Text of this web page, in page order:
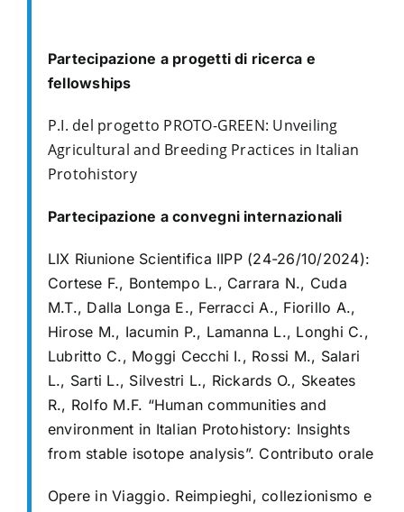
Partecipazione a progetti di ricerca e
fellowships
P.I. del progetto PROTO-GREEN: Unveiling
Agricultural and Breeding Practices in Italian
Protohistory
Partecipazione a convegni internazionali
LIX Riunione Scientifica IIPP (24-26/10/2024):
Cortese F., Bontempo L., Carrara N., Cuda
M.T., Dalla Longa E., Ferracci A., Fiorillo A.,
Hirose M., Iacumin P., Lamanna L., Longhi C.,
Lubritto C., Moggi Cecchi I., Rossi M., Salari
L., Sarti L., Silvestri L., Rickards O., Skeates
R., Rolfo M.F. “Human communities and
environment in Italian Protohistory: Insights
from stable isotope analysis”. Contributo orale
Opere in Viaggio. Reimpieghi, collezionismo e